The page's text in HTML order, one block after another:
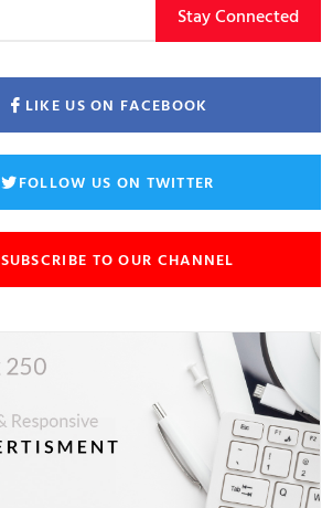
Stay Connected
LIKE US ON FACEBOOK
FOLLOW US ON TWITTER
SUBSCRIBE TO OUR CHANNEL